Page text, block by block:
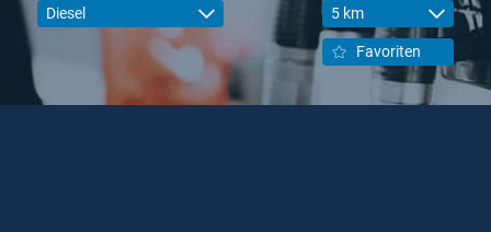
Diesel 5 km
Favoriten